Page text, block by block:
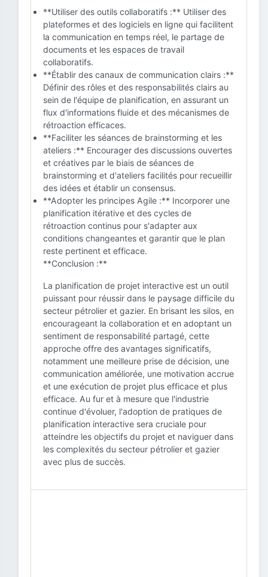
**Utiliser des outils collaboratifs :** Utiliser des
plateformes et des logiciels en ligne qui facilitent
la communication en temps réel, le partage de
documents et les espaces de travail
collaboratifs.
**Établir des canaux de communication clairs :**
Définir des rôles et des responsabilités clairs au
sein de l'équipe de planification, en assurant un
flux d'informations fluide et des mécanismes de
rétroaction efficaces.
**Faciliter les séances de brainstorming et les
ateliers :** Encourager des discussions ouvertes
et créatives par le biais de séances de
brainstorming et d'ateliers facilités pour recueillir
des idées et établir un consensus.
**Adopter les principes Agile :** Incorporer une
planification itérative et des cycles de
rétroaction continus pour s'adapter aux
conditions changeantes et garantir que le plan
reste pertinent et efficace.
**Conclusion :**
La planification de projet interactive est un outil
puissant pour réussir dans le paysage difficile du
secteur pétrolier et gazier. En brisant les silos, en
encourageant la collaboration et en adoptant un
sentiment de responsabilité partagé, cette
approche offre des avantages significatifs,
notamment une meilleure prise de décision, une
communication améliorée, une motivation accrue
et une exécution de projet plus efficace et plus
efficace. Au fur et à mesure que l'industrie
continue d'évoluer, l'adoption de pratiques de
planification interactive sera cruciale pour
atteindre les objectifs du projet et naviguer dans
les complexités du secteur pétrolier et gazier
avec plus de succès.